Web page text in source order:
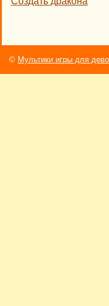
© Мультики игры для